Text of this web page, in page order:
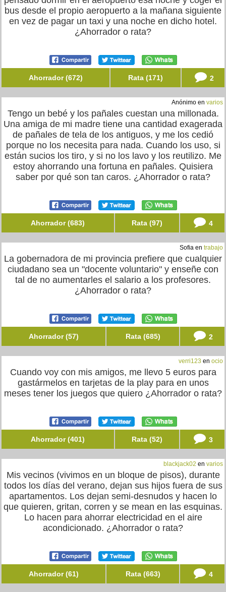
bus desde el propio aeropuerto a la mañana siguiente
en vez de pagar un taxi y una noche en dicho hotel.
¿Ahorrador o rata?
Ahorrador (672) Rata (171) 2
Anónimo en varios
Tengo un bebé y los pañales cuestan una millonada.
Una amiga de mi madre tiene una cantidad exagerada
de pañales de tela de los antiguos, y me los cedió
porque no los necesita para nada. Cuando los uso, si
están sucios los tiro, y si no los lavo y los reutilizo. Me
estoy ahorrando una fortuna en pañales. Quisiera
saber por qué son tan caros. ¿Ahorrador o rata?
Ahorrador (683) Rata (97) 4
Sofia en trabajo
La gobernadora de mi provincia prefiere que cualquier
ciudadano sea un "docente voluntario" y enseñe con
tal de no aumentarles el salario a los profesores.
¿Ahorrador o rata?
Ahorrador (57) Rata (685) 2
verri123 en ocio
Cuando voy con mis amigos, me llevo 5 euros para
gastármelos en tarjetas de la play para en unos
meses tener los juegos que quiero ¿Ahorrador o rata?
Ahorrador (401) Rata (52) 3
blackjack02 en varios
Mis vecinos (vivimos en un bloque de pisos), durante
todos los días del verano, dejan sus hijos fuera de sus
apartamentos. Los dejan semi-desnudos y hacen lo
que quieren, gritan, corren y se mean en las esquinas.
Lo hacen para ahorrar electricidad en el aire
acondicionado. ¿Ahorrador o rata?
Ahorrador (61) Rata (663) 4